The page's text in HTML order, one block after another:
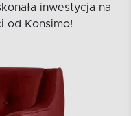
inwestycja na
od Konsimo!